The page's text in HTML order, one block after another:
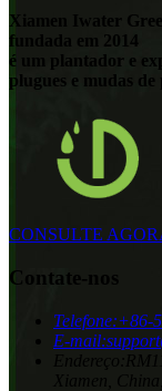
Xiamen Iwater
fundada em 2014
é um plantador e
plugues e mudas de
CONSULTE
Contate-nos
Telefone:+86-
E-mail:
Xiamen,